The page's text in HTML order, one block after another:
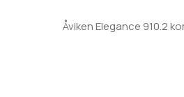
Åviken Elegance 910.2